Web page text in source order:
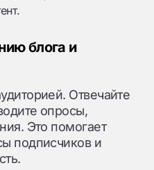
блога и
Отвечайте
опросы,
Это помогает
подписчиков и